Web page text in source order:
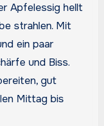
Apfelessig hellt
strahlen. Mit
ein paar
und Biss.
gut
Mittag bis